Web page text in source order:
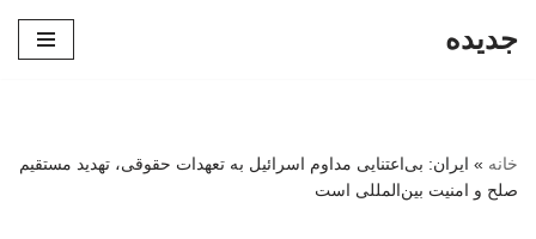
جدیده
خانه » ایران: بی‌اعتنایی مداوم اسرائیل به تعهدات حقوقی، تهدید مستقیم
صلح و امنیت بین‌المللی است